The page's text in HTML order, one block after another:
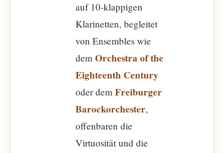
auf 10-klappigen
Klarinetten, begleitet
von Ensembles wie
dem Orchestra of the
Eighteenth Century
oder dem Freiburger
Barockorchester,
offenbaren die
Virtuosität und die